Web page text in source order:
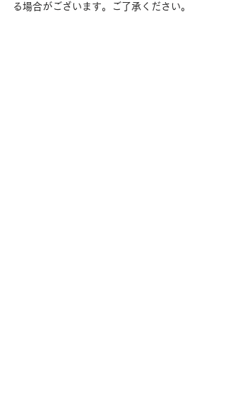
る場合がございます。ご了承ください。